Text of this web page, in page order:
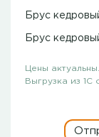
Брус
Брус
Цены актуальны.
Выгрузка из 1С